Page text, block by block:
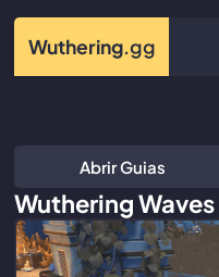
Wuthering.gg
Abrir Guias
Wuthering Waves